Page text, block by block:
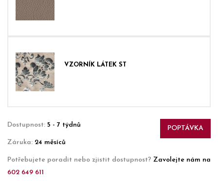
VZORNÍK LÁTEK ST
POPTÁVKA
Dostupnost: 5 - 7 týdnů
Záruka: 24 měsíců
Potřebujete poradit nebo zjistit dostupnost? Zavolejte nám na
602 649 611